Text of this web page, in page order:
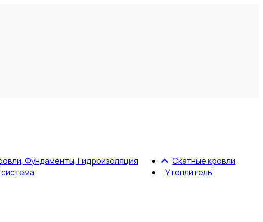
Фундаменты, Гидроизоляция
Скатные кровли
Утеплитель